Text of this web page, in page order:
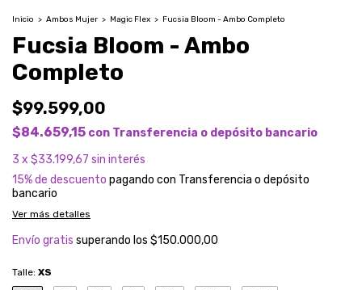
Inicio > Ambos Mujer > Magic Flex > Fucsia Bloom - Ambo Completo
Fucsia Bloom - Ambo
Completo
$99.599,00
$84.659,15 con Transferencia o depósito bancario
3 x $33.199,67 sin interés
15% de descuento pagando con Transferencia o depósito
bancario
Ver más detalles
Envío gratis superando los $150.000,00
Talle: XS